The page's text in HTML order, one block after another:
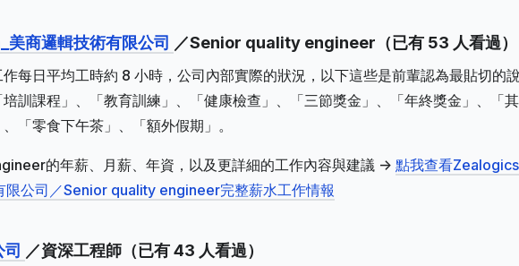
商邏輯技術有限公司 ／Senior quality engineer（已有 53 人看過）
每日平均工時約 8 小時，公司內部實際的狀況，以下這些是前輩認為最貼切的說
訓課程」、「教育訓練」、「健康檢查」、「三節獎金」、「年終獎金」、「
「零食下午茶」、「額外假期」。
的年薪、月薪、年資，以及更詳細的工作內容與建議 -> 點我查看
限公司／Senior quality engineer完整薪水工作情報
／資深工程師（已有 43 人看過）